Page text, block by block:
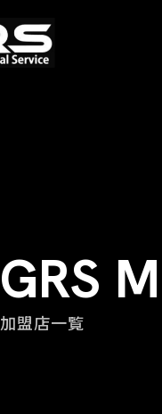
GRS
加盟店一覧